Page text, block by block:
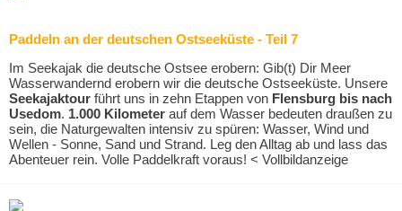
Paddeln an der deutschen Ostseeküste - Teil 7
Im Seekajak die deutsche Ostsee erobern: Gib(t) Dir Meer
Wasserwandernd erobern wir die deutsche Ostseeküste. Unsere
Seekajaktour führt uns in zehn Etappen von Flensburg bis nach
Usedom. 1.000 Kilometer auf dem Wasser bedeuten draußen zu
sein, die Naturgewalten intensiv zu spüren: Wasser, Wind und
Wellen - Sonne, Sand und Strand. Leg den Alltag ab und lass das
Abenteuer rein. Volle Paddelkraft voraus! < Vollbildanzeige